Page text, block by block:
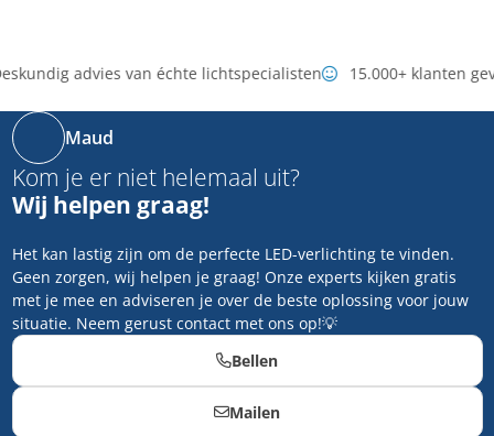
advies van échte lichtspecialisten 15.000+ klanten
Maud
Kom je er niet helemaal uit?
Wij helpen graag!
Het kan lastig zijn om de perfecte LED-verlichting te vinden.
Geen zorgen, wij helpen je graag! Onze experts kijken gratis
met je mee en adviseren je over de beste oplossing voor jouw
situatie. Neem gerust contact met ons op!💡
Bellen
Mailen